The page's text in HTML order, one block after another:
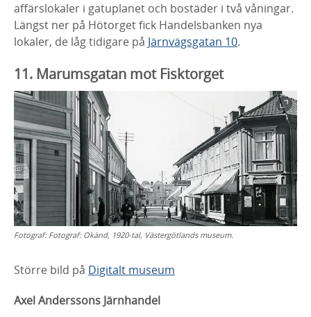
affärslokaler i gatuplanet och bostäder i två våningar.
Längst ner på Hötorget fick Handelsbanken nya
lokaler, de låg tidigare på Järnvägsgatan 10.
11. Marumsgatan mot Fisktorget
Fotograf: Fotograf: Okänd, 1920-tal, Västergötlands museum.
Större bild på Digitalt museum
Axel Anderssons Järnhandel